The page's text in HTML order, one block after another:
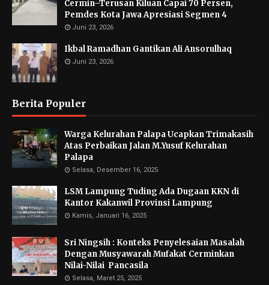
Cermin–Terusan Kiluan Capai 70 Persen,
Pemdes Kota Jawa Apresiasi Segmen 4
Juni 23, 2026
Ikbal Ramadhan Gantikan Ali Ansorulhaq
Juni 23, 2026
Berita Populer
Warga Kelurahan Palapa Ucapkan Trimakasih
Atas Perbaikan Jalan M.Yusuf Kelurahan
Palapa
Selasa, Desember 16, 2025
LSM Lampung Tuding Ada Dugaan KKN di
Kantor Kakanwil Provinsi Lampung
Kamis, Januari 16, 2025
Sri Ningsih : Konteks Penyelesaian Masalah
Dengan Musyawarah Mufakat Cerminkan
Nilai-Nilai Pancasila
Selasa, Maret 25, 2025